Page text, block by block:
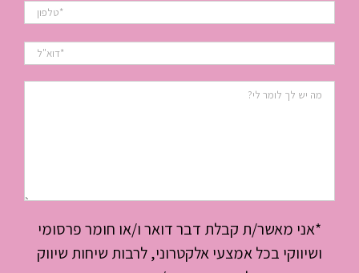
*אני מאשר/ת קבלת דבר דואר ו/או חומר פרסומי
ושיווקי בכל אמצעי אלקטרוני, לרבות שיחות שיווק